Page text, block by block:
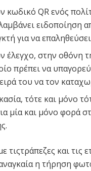
κωδικό QR ενός
ειδοποίηση
για να
έλεγχο, στην οθόνη
πρέπει να
του να τον
τότε και μόνο
μία και μόνο φορά
τιςτράπεζες και τις
η τήρηση